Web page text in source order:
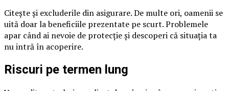
Citește și excluderile din asigurare. De multe ori, oamenii se
uită doar la beneficiile prezentate pe scurt. Problemele
apar când ai nevoie de protecție și descoperi că situația ta
nu intră în acoperire.
Riscuri pe termen lung